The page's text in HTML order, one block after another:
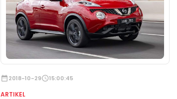
date_range2018-10-29schedule15:00:45
ARTIKEL